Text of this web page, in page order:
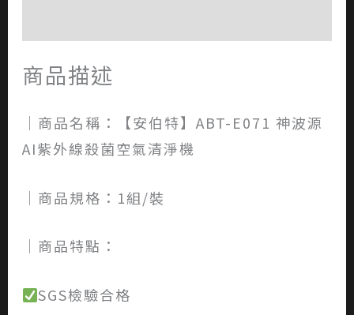
商品描述
│商品名稱：【安伯特】ABT-E071 神波源
AI紫外線殺菌空氣清淨機
│商品規格：1組/裝
│商品特點：
SGS檢驗合格